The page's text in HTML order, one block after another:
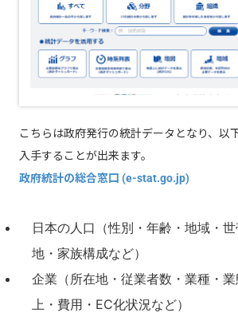
こちらは政府発行の統計データとなり、以
入手することが出来ます。
政府統計の総合窓口 (e-stat.go.jp)
日本の人口（性別・年齢・地域・
地・家族構成など）
企業（所在地・従業者数・業種・
上・費用・EC化状況など）